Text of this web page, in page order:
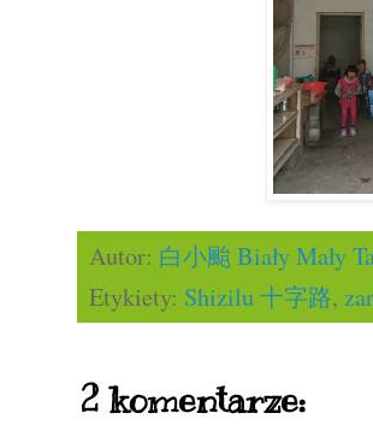
Autor: 白小颱 Biały Mały
Etykiety: Shizilu 十字路,
2 komentarze: